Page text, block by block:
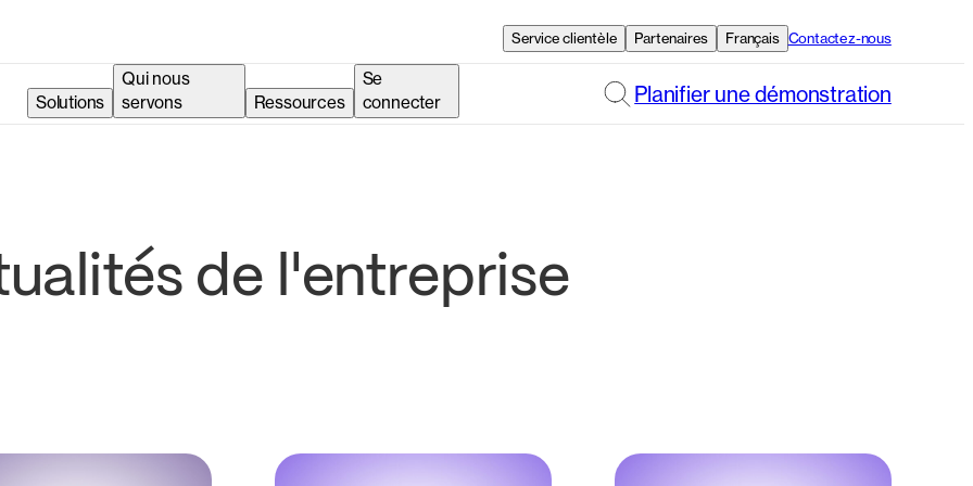
Service clientèle Partenaires Français Contactez-nous
Solutions
Qui nous
servons
Ressources
Se
connecter
Planifier une démonstration
de l'entreprise